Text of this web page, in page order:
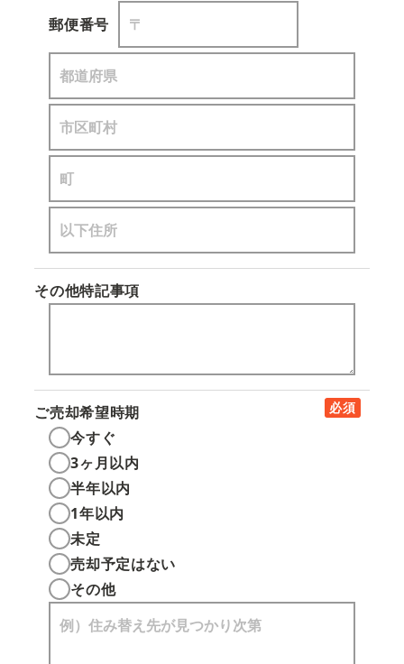
郵便番号
その他特記事項
ご売却希望時期 必須
今すぐ
3ヶ月以内
半年以内
1年以内
未定
売却予定はない
その他